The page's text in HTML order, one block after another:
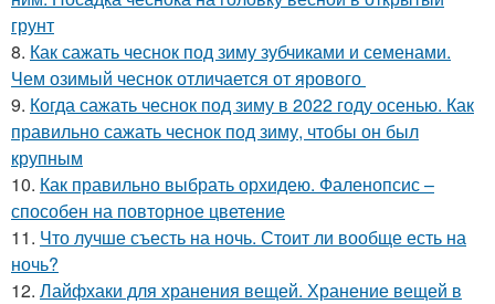
грунт
8. Как сажать чеснок под зиму зубчиками и семенами.
Чем озимый чеснок отличается от ярового
9. Когда сажать чеснок под зиму в 2022 году осенью. Как
правильно сажать чеснок под зиму, чтобы он был
крупным
10. Как правильно выбрать орхидею. Фаленопсис –
способен на повторное цветение
11. Что лучше съесть на ночь. Стоит ли вообще есть на
ночь?
12. Лайфхаки для хранения вещей. Хранение вещей в